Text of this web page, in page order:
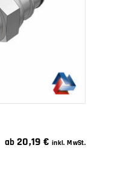
ab 20,19€ inkl. MwSt.